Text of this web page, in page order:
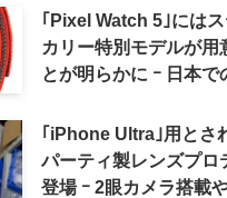
｢Pixel Watch 5｣にはス
カリー特別モデルが用
とが明らかに ｰ 日本で
｢iPhone Ultra｣用とさ
パーティ製レンズプロ
登場 ｰ 2眼カメラ搭載